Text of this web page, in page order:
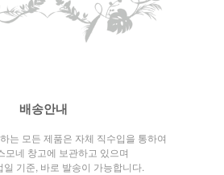
배송안내
는 모든 제품은 자체 직수입을 통하여
모네 창고에 보관하고 있으며
일 기준, 바로 발송이 가능합니다.